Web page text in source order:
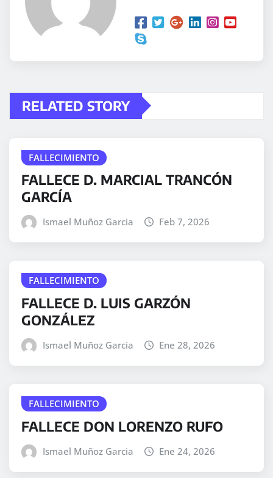
RELATED STORY
FALLECIMIENTO
FALLECE D. MARCIAL TRANCÓN
GARCÍA
Ismael Muñoz Garcia Feb 7, 2026
FALLECIMIENTO
FALLECE D. LUIS GARZÓN
GONZÁLEZ
Ismael Muñoz Garcia Ene 28, 2026
FALLECIMIENTO
FALLECE DON LORENZO RUFO
Ismael Muñoz Garcia Ene 24, 2026